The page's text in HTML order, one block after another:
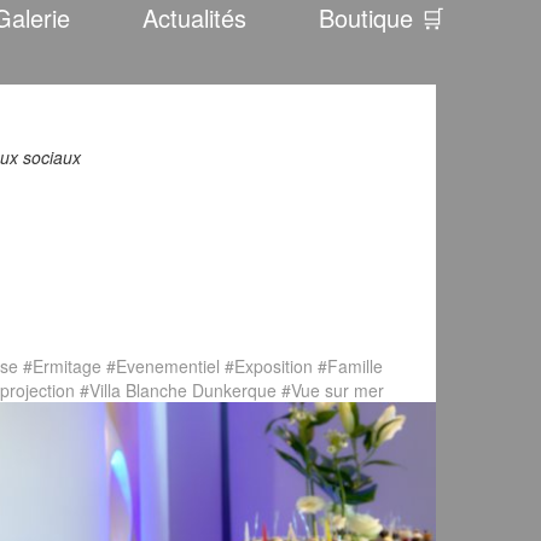
Actualités Boutique 🛒
sociaux
#Ermitage #Evenementiel #Exposition #Famille
#Villa Blanche Dunkerque #Vue sur mer